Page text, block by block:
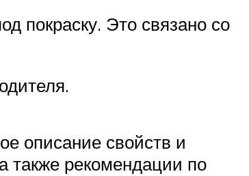
покраску. Это связано со
описание свойств и
также рекомендации по